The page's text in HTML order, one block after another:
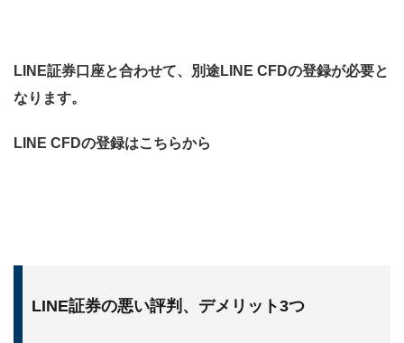
LINE証券口座と合わせて、別途LINE CFDの登録が必要と
なります。
LINE CFDの登録はこちらから
LINE証券の悪い評判、デメリット3つ